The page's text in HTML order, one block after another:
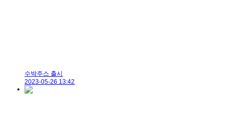
수박주스 출시
2023-05-26 13:42